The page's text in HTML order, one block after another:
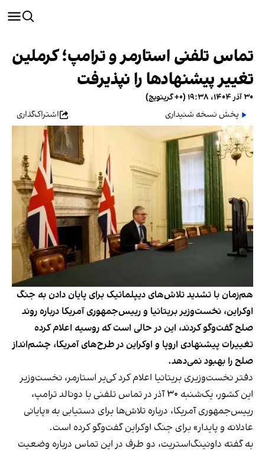
تماس تلفنی استارمر و ترامپ؛ کرملین
تغییر پیشنهادها را نپذیرفت
۳۰ آذر ۱۴۰۴، ۱۹:۳۸ (‎+۰ گرینویچ)
پخش نسخه شنیداری
اشتراک‌گذاری
هم‌زمان با تشدید تلاش‌های دیپلماتیک برای پایان دادن به جنگ
اوکراین، نخست‌وزیر بریتانیا و رییس‌جمهوری آمریکا درباره روند
صلح گفت‌وگو کردند، این در حالی است که روسیه اعلام کرده
تغییرات پیشنهادی اروپا و اوکراین در طرح‌های آمریکا، چشم‌انداز
صلح را بهبود نمی‌دهد.
دفتر نخست‌وزیری بریتانیا اعلام کرد کی‌یر استارمر، نخست‌وزیر
این کشور، یک‌شنبه ۳۰ آذر در تماس تلفنی با دونالد ترامپ،
رییس‌جمهوری آمریکا، درباره تلاش‌ها برای دستیابی به «پایانی
عادلانه و پایدار» برای جنگ اوکراین گفت‌وگو کرده است.
به گفته داونینگ‌استریت، دو طرف در این تماس درباره وضعیت